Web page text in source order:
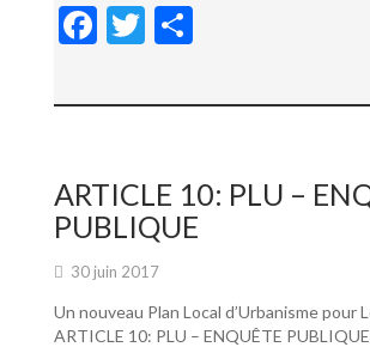
F
e
o
o
k
T
itt ta
er
ARTICLE 10: PLU –
PUBLIQUE
30 juin 2017
Un nouveau Plan Local d’Urbanisme pour
ARTICLE 10: PLU – ENQUÊTE